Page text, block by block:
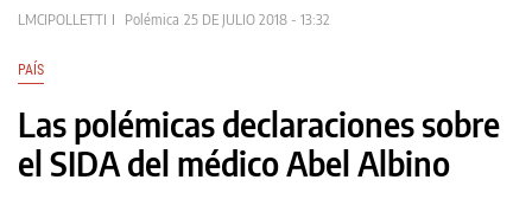
LMCIPOLLETTI Polémica 25 DE JULIO 2018 - 13:32
PAÍS
Las polémicas declaraciones sobre
el SIDA del médico Abel Albino